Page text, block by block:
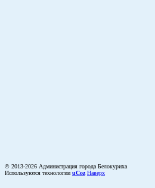
© 2013-2026 Администрация города Белокуриха
Используются технологии uCoz Наверх